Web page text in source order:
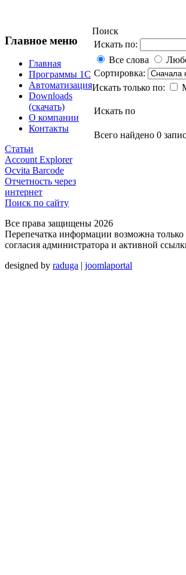
Главное меню
Главная
Программы 1С
Автоматизация
Downloads
(скачать)
О компании
Контакты
Статьи
Account Explorer
Ocvita Barcode
Отчетность через
интернет
Поиск по сайту
Поиск
Искать по:
Все слова
Сортировка:
Искать только по:
Искать по
Всего найдено 0
Все права защищены 2026
Перепечатка информации возможна
согласия администратора и активной
designed by raduga | joomlaportal